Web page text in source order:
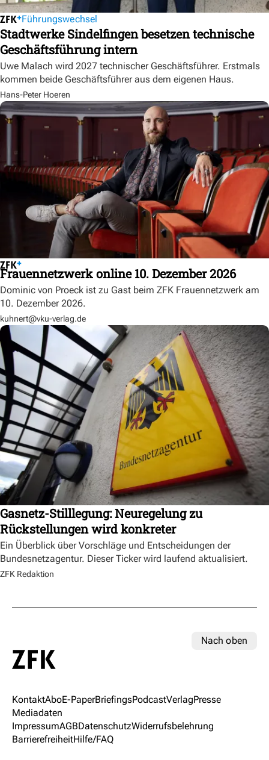
Führungswechsel
Stadtwerke Sindelfingen besetzen technische
Geschäftsführung intern
Uwe Malach wird 2027 technischer Geschäftsführer. Erstmals
kommen beide Geschäftsführer aus dem eigenen Haus.
Hans-Peter Hoeren
Frauennetzwerk online 10. Dezember 2026
Dominic von Proeck ist zu Gast beim ZFK Frauennetzwerk am
10. Dezember 2026.
kuhnert@vku-verlag.de
Gasnetz-Stilllegung: Neuregelung zu
Rückstellungen wird konkreter
Ein Überblick über Vorschläge und Entscheidungen der
Bundesnetzagentur. Dieser Ticker wird laufend aktualisiert.
ZFK Redaktion
Nach oben
KontaktAboE-PaperBriefingsPodcastVerlagPresse
Mediadaten
ImpressumAGBDatenschutzWiderrufsbelehrung
BarrierefreiheitHilfe/FAQ